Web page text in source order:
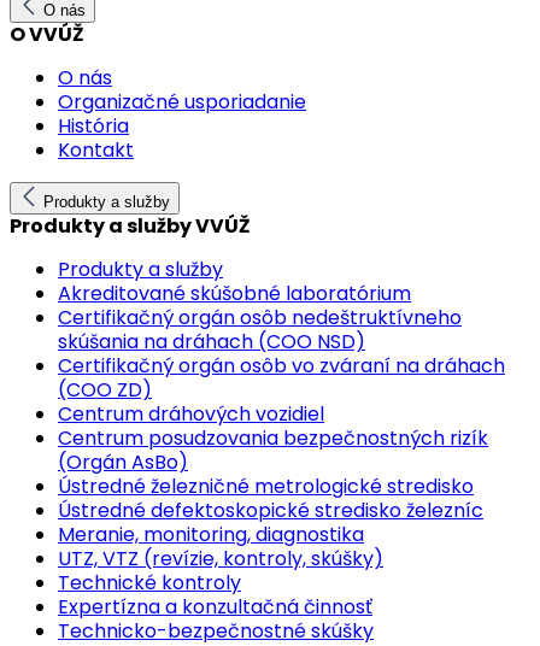
O nás
O VVÚŽ
O nás
Organizačné usporiadanie
História
Kontakt
Produkty a služby
Produkty a služby VVÚŽ
Produkty a služby
Akreditované skúšobné laboratórium
Certifikačný orgán osôb nedeštruktívneho
skúšania na dráhach (COO NSD)
Certifikačný orgán osôb vo zváraní na dráhach
(COO ZD)
Centrum dráhových vozidiel
Centrum posudzovania bezpečnostných rizík
(Orgán AsBo)
Ústredné železničné metrologické stredisko
Ústredné defektoskopické stredisko železníc
Meranie, monitoring, diagnostika
UTZ, VTZ (revízie, kontroly, skúšky)
Technické kontroly
Expertízna a konzultačná činnosť
Technicko-bezpečnostné skúšky